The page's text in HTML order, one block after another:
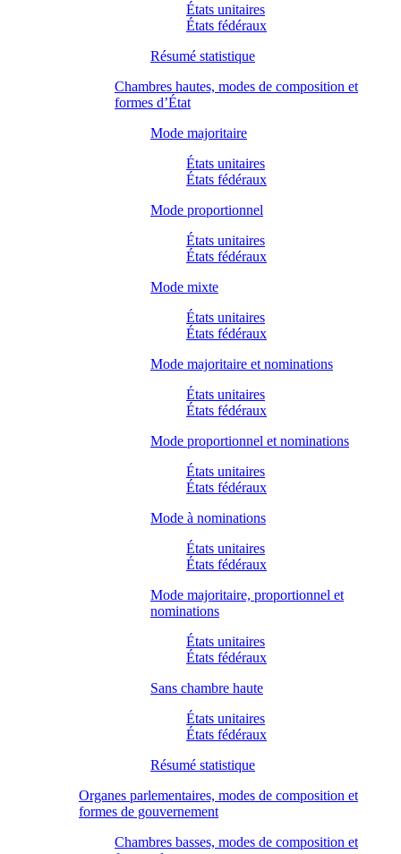
États unitaires
États fédéraux
Résumé statistique
Chambres hautes, modes de composition et
formes d’État
Mode majoritaire
États unitaires
États fédéraux
Mode proportionnel
États unitaires
États fédéraux
Mode mixte
États unitaires
États fédéraux
Mode majoritaire et nominations
États unitaires
États fédéraux
Mode proportionnel et nominations
États unitaires
États fédéraux
Mode à nominations
États unitaires
États fédéraux
Mode majoritaire, proportionnel et
nominations
États unitaires
États fédéraux
Sans chambre haute
États unitaires
États fédéraux
Résumé statistique
Organes parlementaires, modes de composition et
formes de gouvernement
Chambres basses, modes de composition et